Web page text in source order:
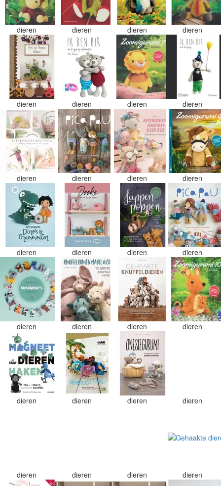
dieren dieren dieren dieren
dieren dieren dieren dieren
dieren dieren dieren dieren
dieren dieren dieren dieren
dieren dieren dieren dieren
dieren dieren dieren dieren
dieren dieren dieren dieren